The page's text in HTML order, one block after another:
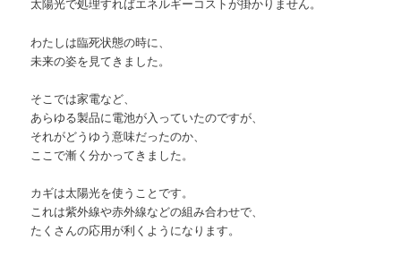
太陽光で処理すればエネルギーコストが掛かりません。
わたしは臨死状態の時に、
未来の姿を見てきました。
そこでは家電など、
あらゆる製品に電池が入っていたのですが、
それがどうゆう意味だったのか、
ここで漸く分かってきました。
カギは太陽光を使うことです。
これは紫外線や赤外線などの組み合わせで、
たくさんの応用が利くようになります。